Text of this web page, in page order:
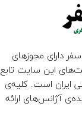
دارای مجوزهای
این سایت تابع
ایران است. کلیه‌ی
آژانس‌های ارائه